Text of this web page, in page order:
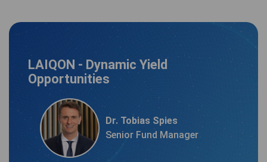
LAIQON - Dynamic Yield
Opportunities
Dr. Tobias Spies
Senior Fund Manager